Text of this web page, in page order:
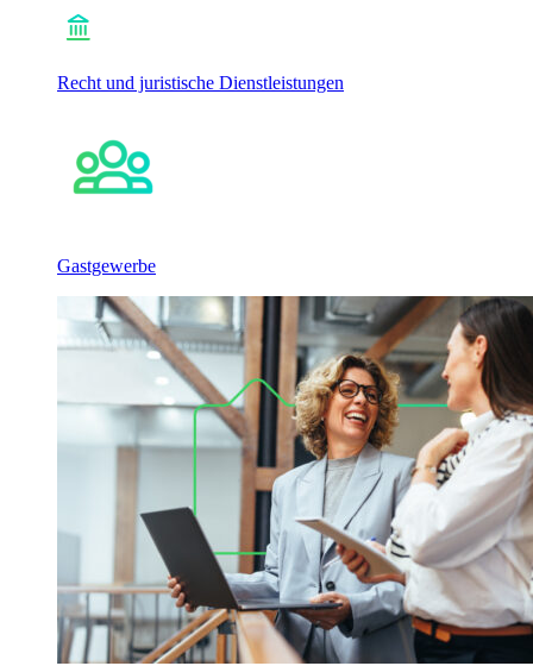
Recht und juristische Dienstleistungen
Gastgewerbe